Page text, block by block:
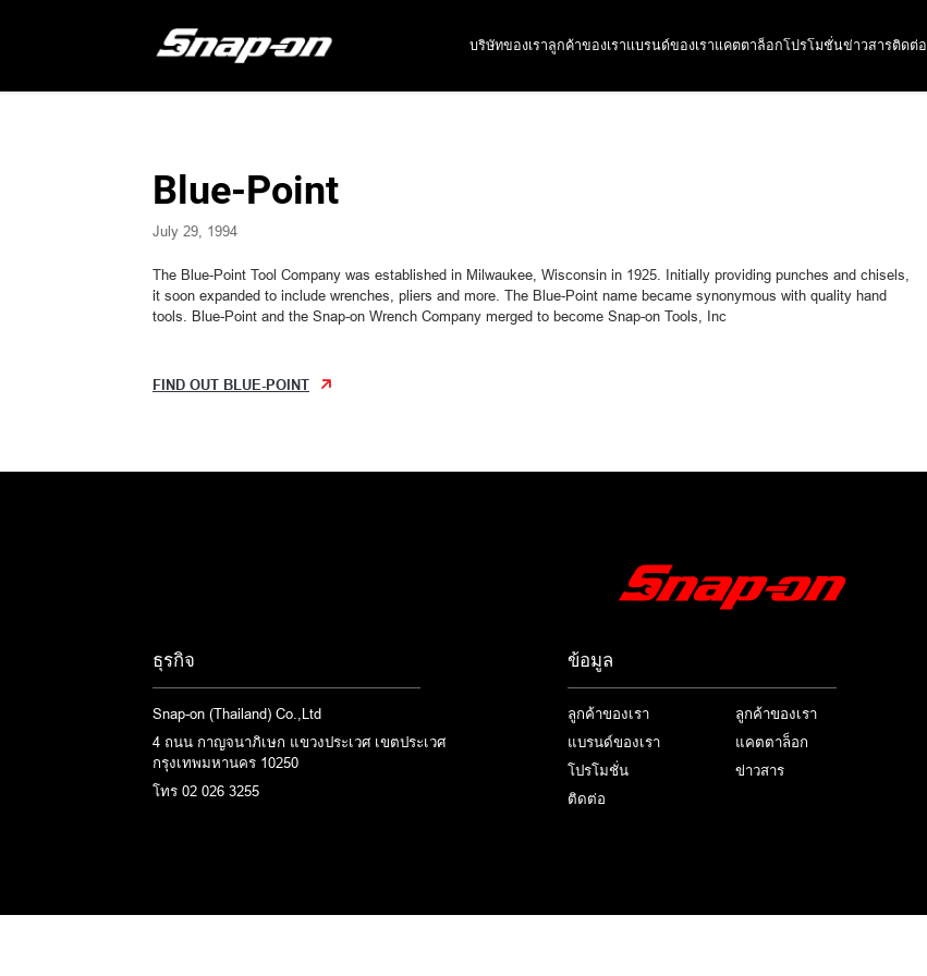
บริษัทของเราลูกค้าของเราแบรนด์ของเราแคตตาล็อกโปรโมชั่นข่าวสารติดต่อ
Blue-Point
July 29, 1994
The Blue-Point Tool Company was established in Milwaukee, Wisconsin in 1925. Initially providing punches and chisels,
it soon expanded to include wrenches, pliers and more. The Blue-Point name became synonymous with quality hand
tools. Blue-Point and the Snap-on Wrench Company merged to become Snap-on Tools, Inc
FIND OUT BLUE-POINT
ธุรกิจ
Snap-on (Thailand) Co.,Ltd
4 ถนน กาญจนาภิเษก แขวงประเวศ เขตประเวศ
กรุงเทพมหานคร 10250
โทร 02 026 3255
ข้อมูล
ลูกค้าของเรา
ลูกค้าของเรา
แบรนด์ของเรา
แคตตาล็อก
โปรโมชั่น
ข่าวสาร
ติดต่อ